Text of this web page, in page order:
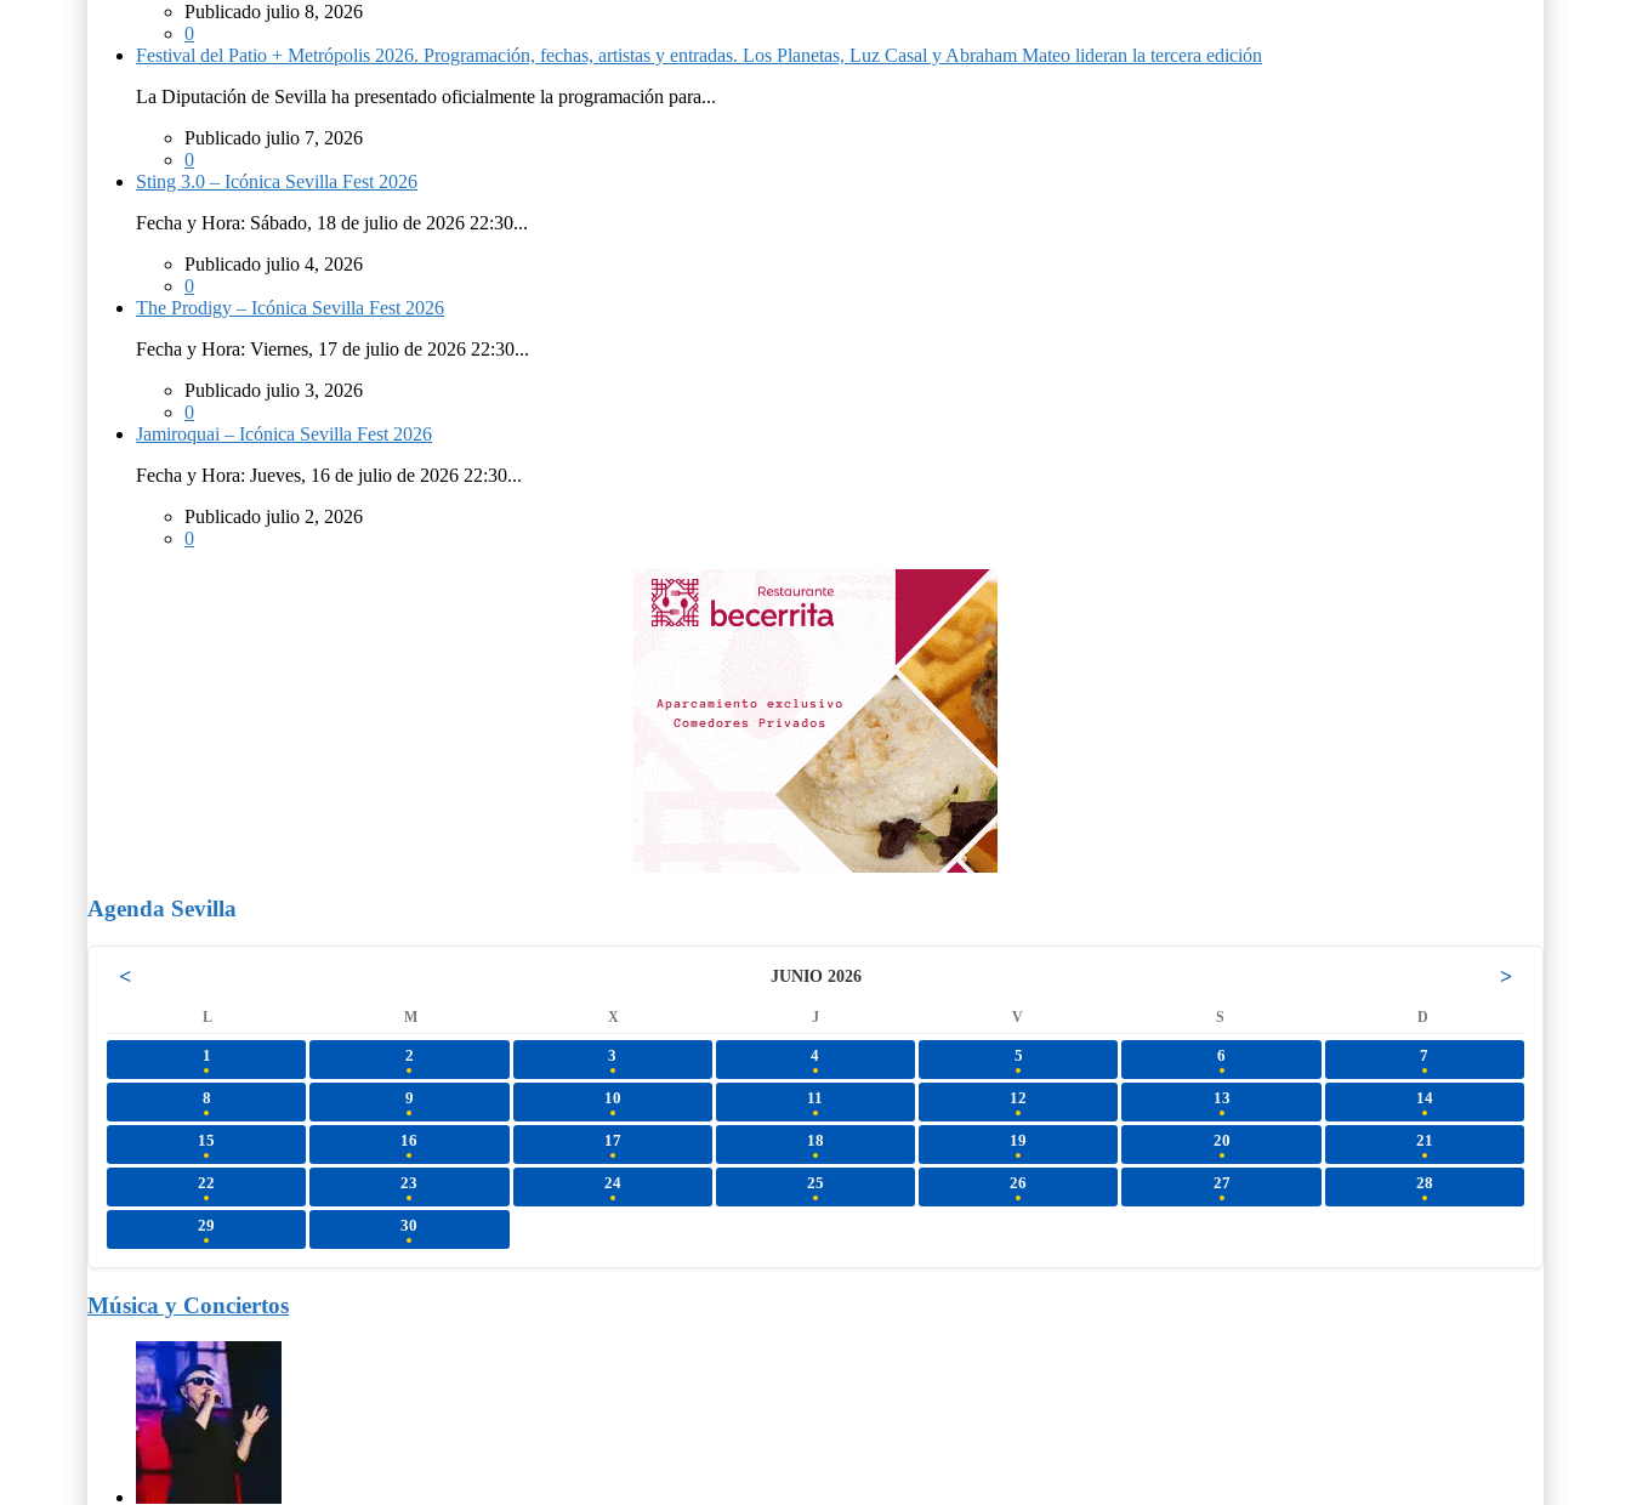
Publicado julio 8, 2026
0
Festival del Patio + Metrópolis 2026. Programación, fechas, artistas y entradas. Los Planetas, Luz Casal y Abraham Mateo lideran la tercera edición
La Diputación de Sevilla ha presentado oficialmente la programación para...
Publicado julio 7, 2026
0
Sting 3.0 – Icónica Sevilla Fest 2026
Fecha y Hora: Sábado, 18 de julio de 2026 22:30...
Publicado julio 4, 2026
0
The Prodigy – Icónica Sevilla Fest 2026
Fecha y Hora: Viernes, 17 de julio de 2026 22:30...
Publicado julio 3, 2026
0
Jamiroquai – Icónica Sevilla Fest 2026
Fecha y Hora: Jueves, 16 de julio de 2026 22:30...
Publicado julio 2, 2026
0
Agenda Sevilla
< JUNIO 2026 >
L M X J V S D
1 2 3 4 5 6 7
8 9 10 11 12 13 14
15 16 17 18 19 20 21
22 23 24 25 26 27 28
29 30
Música y Conciertos